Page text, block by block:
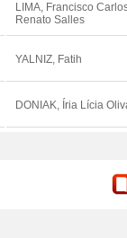
LIMA, Francisco
Renato Salles
YALNIZ, Fatih
DONIAK, Íria Lícia